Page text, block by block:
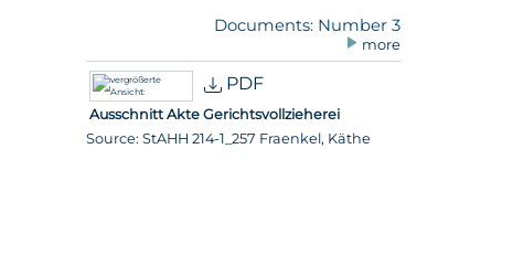
Documents: Number 3
more
PDF
Ausschnitt Akte Gerichtsvollzieherei
Source: StAHH 214-1_257 Fraenkel, Käthe